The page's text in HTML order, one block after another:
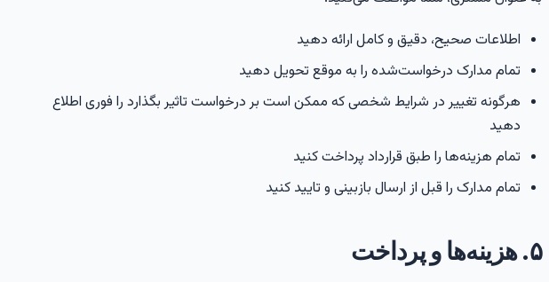
اطلاعات صحیح، دقیق و کامل ارائه دهید
تمام مدارک درخواست‌شده را به موقع تحویل دهید
هرگونه تغییر در شرایط شخصی که ممکن است بر درخواست تاثیر بگذارد را فوری اطلاع
دهید
تمام هزینه‌ها را طبق قرارداد پرداخت کنید
تمام مدارک را قبل از ارسال بازبینی و تایید کنید
۵. هزینه‌ها و پرداخت